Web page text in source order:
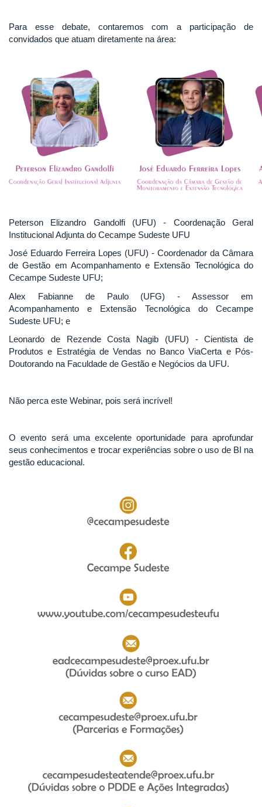
Para esse debate, contaremos com a participação de
convidados que atuam diretamente na área:
Peterson Elizandro Gandolfi (UFU) - Coordenação Geral
Institucional Adjunta do Cecampe Sudeste UFU
José Eduardo Ferreira Lopes (UFU) - Coordenador da Câmara
de Gestão em Acompanhamento e Extensão Tecnológica do
Cecampe Sudeste UFU;
Alex Fabianne de Paulo (UFG) - Assessor em
Acompanhamento e Extensão Tecnológica do Cecampe
Sudeste UFU; e
Leonardo de Rezende Costa Nagib (UFU) - Cientista de
Produtos e Estratégia de Vendas no Banco ViaCerta e Pós-
Doutorando na Faculdade de Gestão e Negócios da UFU.
Não perca este Webinar, pois será incrível!
O evento será uma excelente oportunidade para aprofundar
seus conhecimentos e trocar experiências sobre o uso de BI na
gestão educacional.